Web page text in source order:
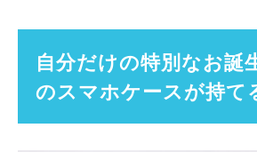
自分だけの特別なお誕
のスマホケースが持て